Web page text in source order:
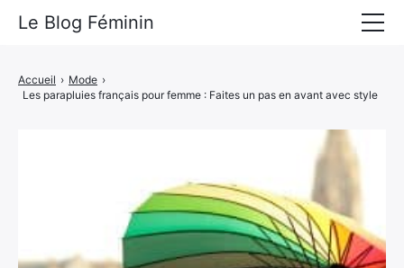
Accueil › Mode ›
Les parapluies français pour femme : Faites un pas en avant avec style
Le Blog Féminin
Alimentation
Voyages